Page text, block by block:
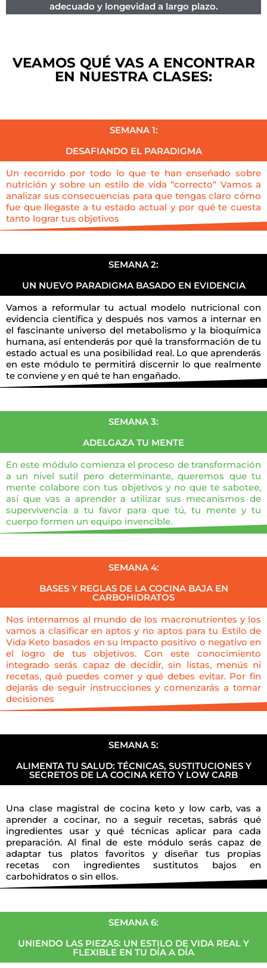
adecuado y longevidad a largo plazo.
VEAMOS QUÉ VAS A ENCONTRAR
EN NUESTRA CLASES:
SEMANA 1:
DESAFIANDO EL PARADIGMA
Un recorrido por todo lo que te han enseñado sobre
nutrición y sobre un estilo de vida “correcto“ Vamos a
analizar sus consecuencias para que tengas claro cómo
fue que llegaste a tu estado actual y por qué te cuesta
tanto lograr tus objetivos
SEMANA 2:
UN NUEVO PARADIGMA BASADO EN EVIDENCIA
Vamos a reformular tu actual modelo nutricional con
evidencia científica y después nos vamos a internar en
el fascinante universo del metabolismo y la bioquímica
humana, así entenderás por qué la transformación de tu
estado actual es una posibilidad real. Lo que aprenderás
en este módulo te permitirá discernir lo que realmente
te conviene y en qué te han engañado.
SEMANA 3:
ADELGAZA TU MENTE
En este módulo comienza el proceso de transformación
a un nivel sutil pero determinante, queremos que tu
mente colabore con tus objetivos y no que te sabotee,
así que vas a aprender a utilizar sus mecanismos de
supervivencia a tu favor para que tú, tu mente y tu
cuerpo formen un equipo invencible.
SEMANA 4:
BASES Y REGLAS DE LA COCINA BAJA EN
CARBOHIDRATOS
Nos internamos al mundo de los macronutrientes y los
vamos a clasificar en aptos y no aptos para tu Estilo de
Vida Keto basados en su impacto positivo o negativo en
el logro de tus objetivos. Con este conocimiento
integrado serás capaz de decidir, sin listas, menús ni
recetas, qué puedes comer y qué debes evitar. Por fin
dejarás de seguir instrucciones y comenzarás a tomar
decisiones
SEMANA 5:
ALIMENTA TU SALUD: TÉCNICAS, SUSTITUCIONES Y
SECRETOS DE LA COCINA KETO Y LOW CARB
Una clase magistral de cocina keto y low carb, vas a
aprender a cocinar, no a seguir recetas, sabrás qué
ingredientes usar y qué técnicas aplicar para cada
preparación. Al final de este módulo serás capaz de
adaptar tus platos favoritos y diseñar tus propias
recetas con ingredientes sustitutos bajos en
carbohidratos o sin ellos.
SEMANA 6:
UNIENDO LAS PIEZAS: UN ESTILO DE VIDA REAL Y
FLEXIBLE EN TU DÍA A DÍA